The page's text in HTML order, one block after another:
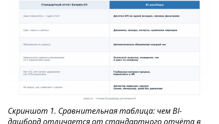
Скриншот 1. Сравнительная таблица: чем BI-
дашборд отличается от стандартного отчёта в